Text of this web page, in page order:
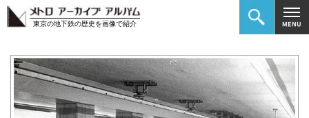
東京の地下鉄の歴史を画像で紹介